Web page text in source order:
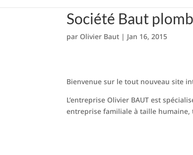
Société Baut
par Olivier Baut | Jan 16, 2015
Bienvenue sur le tout nouveau site
L’entreprise Olivier BAUT est
entreprise familiale à taille humaine,